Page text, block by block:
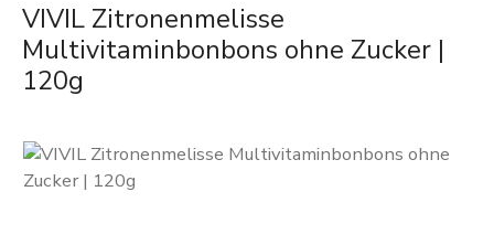
VIVIL Zitronenmelisse
Multivitaminbonbons ohne Zucker |
120g
Bildergalerie überspringen